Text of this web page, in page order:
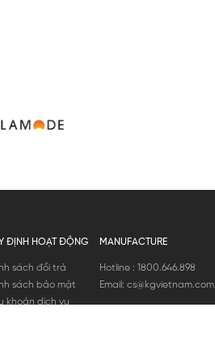
ĐỊNH HOẠT ĐỘNG
sách đổi trả
sách bảo mật
khoản dịch vụ
MANUFACTURE
Hotline : 1800.646.898
Email: cs@kgvietnam.com